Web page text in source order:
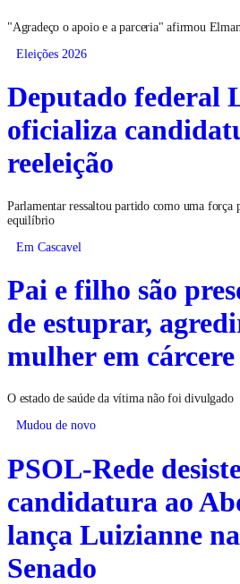
"Agradeço o apoio e a parceria" afirmou
Eleições 2026
Deputado federal
oficializa
reeleição
Parlamentar ressaltou partido como uma força
equilíbrio
Em Cascavel
Pai e filho são
de estuprar,
mulher em
O estado de saúde da vítima não foi divulgado
Mudou de novo
PSOL-Rede
candidatura ao
lança Luizianne
Senado